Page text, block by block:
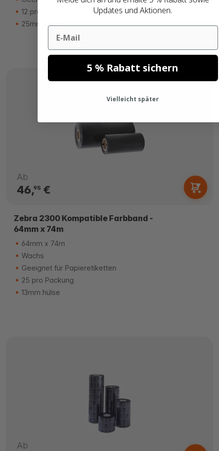
12 pro Packung
25mm hülse
Ab
46,95€
Zebra 2300 Kompatible Farbband -
64mm x 74m
64mm x 74m
Wachs
Geeignet für Papieretiketten
25 pro Packung
13mm hülse
Ab
Updates und Aktionen.
Email
5 % Rabatt sichern
Vielleicht später